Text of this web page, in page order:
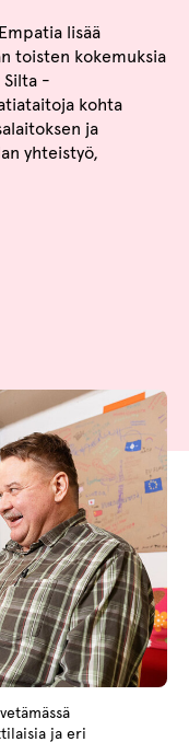
lisää
toisten kokemuksia
-
kohta
ja
yhteistyö,
ja eri